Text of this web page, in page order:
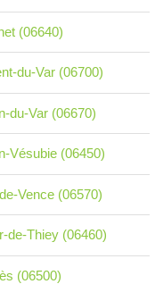
(06640)
du-Var (06700)
du-Var (06670)
Vésubie (06450)
Vence (06570)
de-Thiey (06460)
(06500)